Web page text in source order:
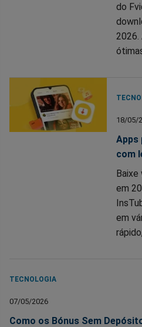
do
2026.
18/05/
Apps
com
Baixe
em
em
TECNOLOGIA
07/05/2026
Como os Bónus Sem